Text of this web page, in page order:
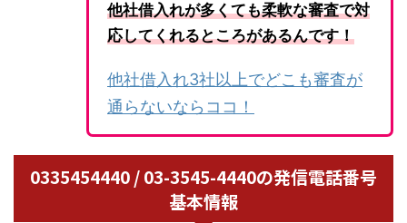
他社借入れが多くても柔軟な審査で対
応してくれるところがあるんです！
他社借入れ3社以上でどこも審査が
通らないならココ！
0335454440 / 03-3545-4440の発信電話番号
基本情報